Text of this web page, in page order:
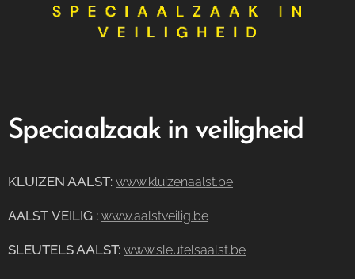
Speciaalzaak in veiligheid
KLUIZEN AALST: www.kluizenaalst.be
AALST VEILIG : www.aalstveilig.be
SLEUTELS AALST: www.sleutelsaalst.be